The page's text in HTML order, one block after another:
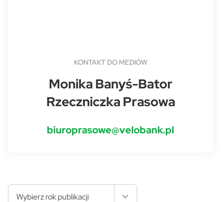
KONTAKT DO MEDIÓW
Monika Banyś-Bator
Rzeczniczka Prasowa
biuroprasowe@velobank.pl
Wybierz rok publikacji